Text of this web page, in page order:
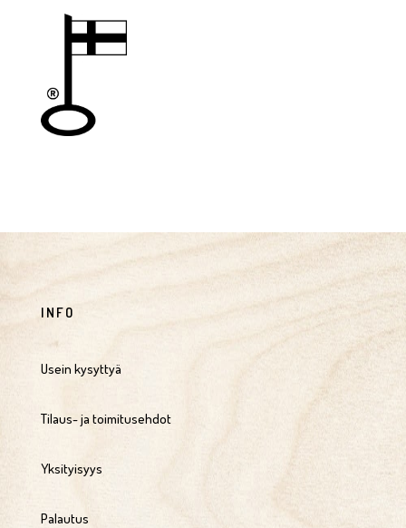
INFO
Usein kysyttyä
Tilaus- ja toimitusehdot
Yksityisyys
Palautus